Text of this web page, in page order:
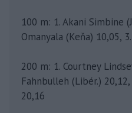
100 m: 1. Akani Simbine
Omanyala (Keňa) 10,05,
200 m: 1. Courtney
Fahnbulleh (Libér.)
20,16